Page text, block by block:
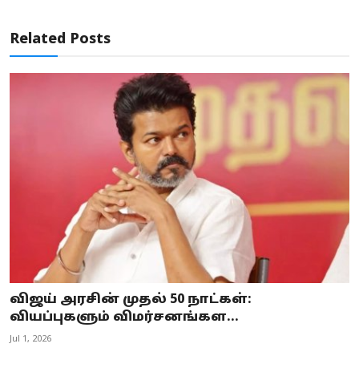
Related Posts
விஜய் அரசின் முதல் 50 நாட்கள்:
வியப்புகளும் விமர்சனங்கள...
Jul 1, 2026